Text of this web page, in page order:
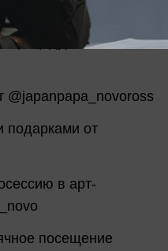
от
от
в арт-
посещение